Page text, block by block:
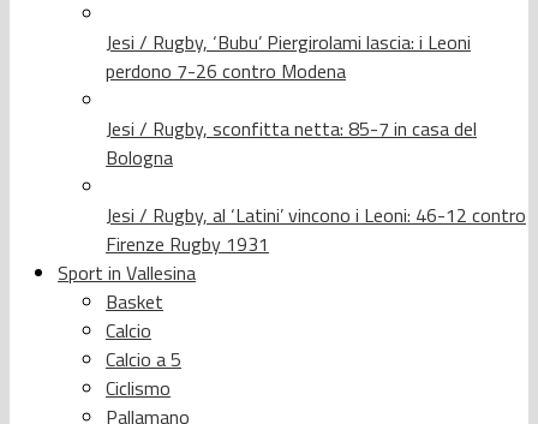
Jesi / Rugby, ‘Bubu’ Piergirolami lascia: i Leoni
perdono 7-26 contro Modena
Jesi / Rugby, sconfitta netta: 85-7 in casa del
Bologna
Jesi / Rugby, al ‘Latini’ vincono i Leoni: 46-12 contro
Firenze Rugby 1931
Sport in Vallesina
Basket
Calcio
Calcio a 5
Ciclismo
Pallamano